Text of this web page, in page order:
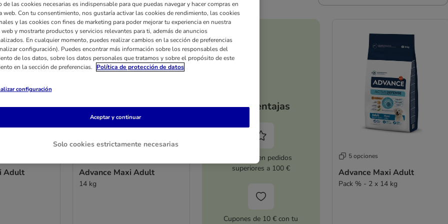
Adult Advance Maxi Adult
14 kg
Tus ventajas
5 % dto. en pedidos
superiores a 100 €
Cupones de 10 € con tu
5 opciones
Advance Maxi Adult
Pack % - 2 x 14 kg
de las cookies necesarias es indispensable para que puedas navegar y hacer compras en
web. Con tu consentimiento, nos gustaría activar las cookies de rendimiento, las cookies
y las cookies con fines de marketing para poder mejorar tu experiencia en nuestra
web y mostrarte productos y servicios relevantes para ti, además de anuncios
En cualquier momento, puedes realizar cambios en la sección de preferencias
configuración). Puedes encontrar más información sobre los responsables del
de los datos, sobre los datos personales que tratamos y sobre el propósito de este
en la sección de preferencias.
Política de protección de datos
configuración
Solo cookies estrictamente necesarias
Aceptar y continuar